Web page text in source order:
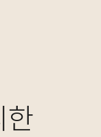
한
계,
절
한